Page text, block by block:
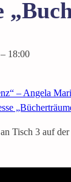
– 18:00
– Angela
Tisch 3 auf